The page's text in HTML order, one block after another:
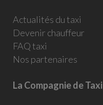
Actualités du taxi
Devenir chauffeur
FAQ taxi
Nos partenaires
La Compagnie de Taxi